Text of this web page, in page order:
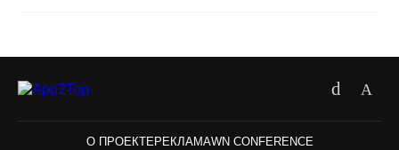
О ПРОЕКТЕРЕКЛАМАWN CONFERENCE